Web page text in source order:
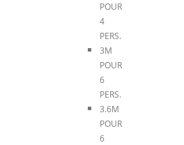
POUR
4
PERS.
3M
POUR
6
PERS.
3.6M
POUR
6